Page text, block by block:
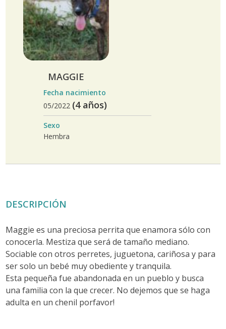
MAGGIE
Fecha nacimiento
05/2022 (4 años)
Sexo
Hembra
DESCRIPCIÓN
Maggie es una preciosa perrita que enamora sólo con
conocerla. Mestiza que será de tamaño mediano.
Sociable con otros perretes, juguetona, cariñosa y para
ser solo un bebé muy obediente y tranquila.
Esta pequeña fue abandonada en un pueblo y busca
una familia con la que crecer. No dejemos que se haga
adulta en un chenil porfavor!